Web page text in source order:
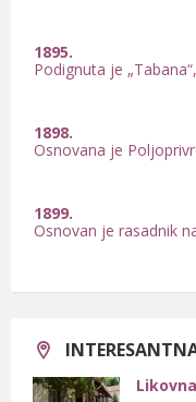
1895.
Podignuta je
1898.
Osnovana je
1899.
Osnovan je rasadnik
1900.